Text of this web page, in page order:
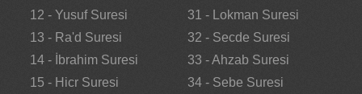
12 - Yusuf Suresi
13 - Ra'd Suresi
14 - İbrahim Suresi
15 - Hicr Suresi
31 - Lokman Suresi
32 - Secde Suresi
33 - Ahzab Suresi
34 - Sebe Suresi